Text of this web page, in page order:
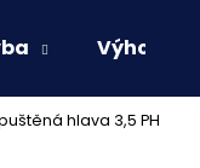
Výhodné
hlava 3,5 PH